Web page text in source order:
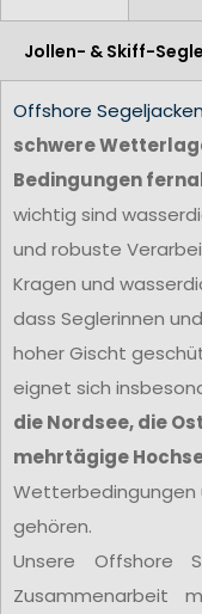
Jollen- & Skiff-
Offshore Segeljacken
schwere
Bedingungen
wichtig sind
und robuste
Kragen und
dass Seglerinnen
hoher Gischt
eignet sich
die Nordsee, die
mehrtägige
Wetterbedingungen
gehören.
Unsere Offshore
Zusammenarbeit